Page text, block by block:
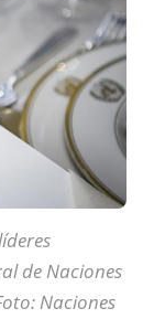
de Naciones
Naciones